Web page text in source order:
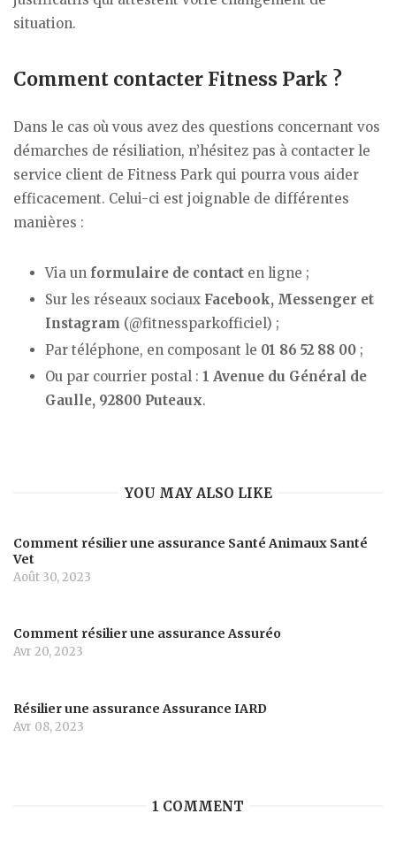
situation.
Comment contacter Fitness Park ?
Dans le cas où vous avez des questions concernant vos
démarches de résiliation, n’hésitez pas à contacter le
service client de Fitness Park qui pourra vous aider
efficacement. Celui-ci est joignable de différentes
manières :
Via un formulaire de contact en ligne ;
Sur les réseaux sociaux Facebook, Messenger et
Instagram (@fitnessparkofficiel) ;
Par téléphone, en composant le 01 86 52 88 00 ;
Ou par courrier postal : 1 Avenue du Général de
Gaulle, 92800 Puteaux.
YOU MAY ALSO LIKE
Comment résilier une assurance Santé Animaux Santé
Vet
Août 30, 2023
Comment résilier une assurance Assuréo
Avr 20, 2023
Résilier une assurance Assurance IARD
Avr 08, 2023
1 COMMENT